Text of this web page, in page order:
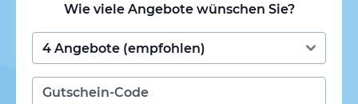
Wie viele Angebote wünschen Sie?